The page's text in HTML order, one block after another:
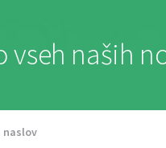
vseh naših